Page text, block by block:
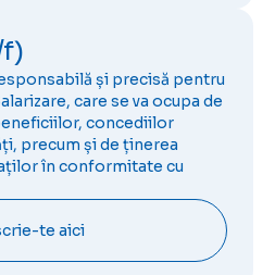
f)
și precisă pentru
care se va ocupa de
concediilor
precum și de ținerea
în conformitate cu
te aici